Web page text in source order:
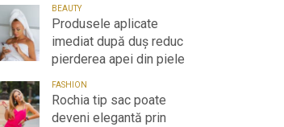
BEAUTY
Produsele aplicate
imediat după duș reduc
pierderea apei din piele
FASHION
Rochia tip sac poate
deveni elegantă prin